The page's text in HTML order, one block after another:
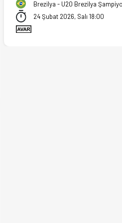
Brezilya - U20 Brezilya
24 Şubat 2026, Salı 18:00